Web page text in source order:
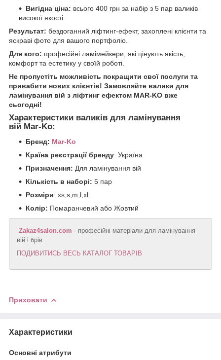
Вигідна ціна: всього 400 грн за набір з 5 пар валиків
високої якості.
Результат: бездоганний ліфтинг-ефект, захоплені клієнти та
яскраві фото для вашого портфоліо.
Для кого: професійні ламімейкери, які цінують якість,
комфорт та естетику у своїй роботі.
Не пропустіть можливість покращити свої послуги та
привабити нових клієнтів! Замовляйте валики для
ламінування вій з ліфтинг ефектом MAR-KO вже
сьогодні!
Характеристики валиків для ламінування
вій Mar-Ko:
Бренд: Mar-Ko
Країна реєстрації бренду: Україна
Призначення: Для ламінування вій
Кількість в наборі: 5 пар
Розміри: xs,s,m,l,xl
Колір: Помаранчевий або Жовтий
Zakaz4salon.com - професійні матеріали для ламінування
вій і брів
ПОДИВИТИСЬ ВЕСЬ КАТАЛОГ ТОВАРІВ
Приховати
Характеристики
Основні атрибути